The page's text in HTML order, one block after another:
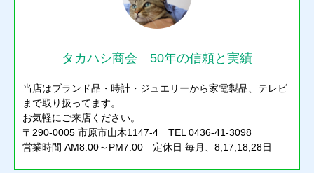
タカハシ商会 50年の信頼と実績
当店はブランド品・時計・ジュエリーから家電製品、テレビ
まで取り扱ってます。
お気軽にご来店ください。
〒290-0005 市原市山木1147-4 TEL 0436-41-3098
営業時間 AM8:00～PM7:00 定休日 毎月、8,17,18,28日